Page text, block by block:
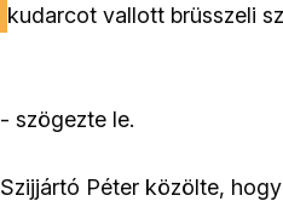
kudarcot vallott brüsszeli
- szögezte le.
Szijjártó Péter közölte,